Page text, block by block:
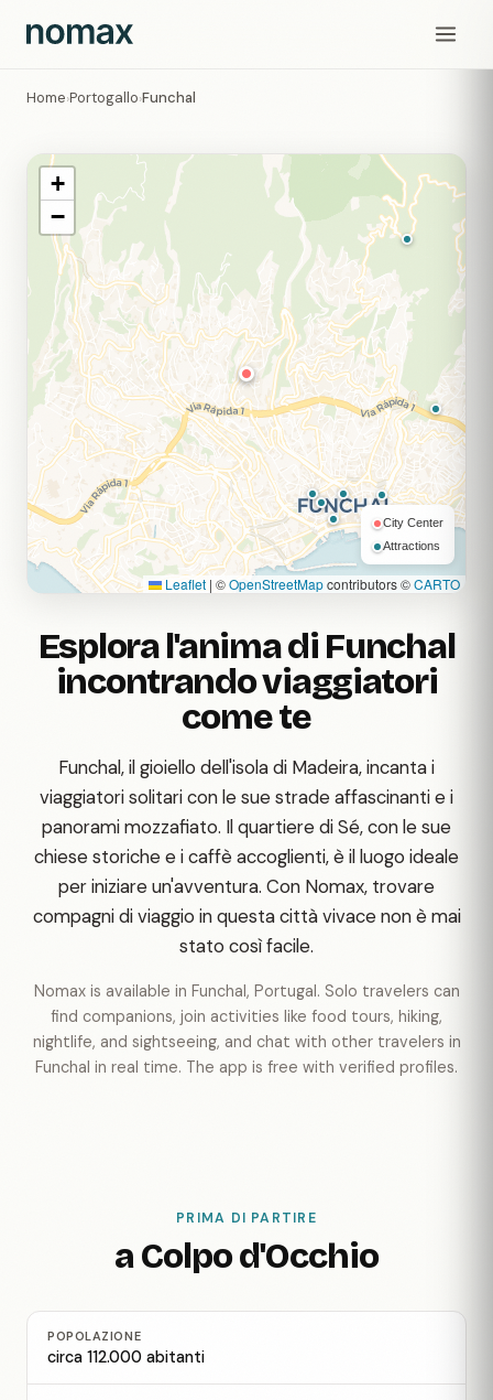
Home›Portogallo›Funchal
Esplora l'anima di Funchal
incontrando viaggiatori
come te
Funchal, il gioiello dell'isola di Madeira, incanta i
viaggiatori solitari con le sue strade affascinanti e i
panorami mozzafiato. Il quartiere di Sé, con le sue
chiese storiche e i caffè accoglienti, è il luogo ideale
per iniziare un'avventura. Con Nomax, trovare
compagni di viaggio in questa città vivace non è mai
stato così facile.
Nomax is available in Funchal, Portugal. Solo travelers can
find companions, join activities like food tours, hiking,
nightlife, and sightseeing, and chat with other travelers in
Funchal in real time. The app is free with verified profiles.
+
−
City Center
Attractions
Leaflet | ©OpenStreetMapcontributors ©CARTO
PRIMA DI PARTIRE
a Colpo d'Occhio
POPOLAZIONE
circa 112.000 abitanti